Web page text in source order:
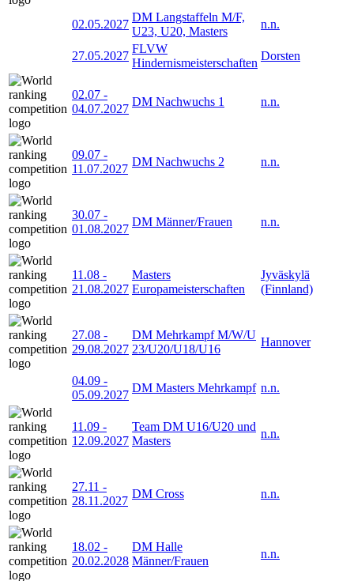
02.05.2027
DM Langstaffeln M/F,
U23, U20, Masters
n.n.
27.05.2027
FLVW
Hindernismeisterschaften
Dorsten
02.07 -
04.07.2027
DM Nachwuchs 1 n.n.
09.07 -
11.07.2027
DM Nachwuchs 2 n.n.
30.07 -
01.08.2027
DM Männer/Frauen n.n.
11.08 -
21.08.2027
Masters
Europameisterschaften
Jyväskylä
(Finnland)
27.08 -
29.08.2027
DM Mehrkampf M/W/U
23/U20/U18/U16
Hannover
04.09 -
05.09.2027
DM Masters Mehrkampf n.n.
11.09 -
12.09.2027
Team DM U16/U20 und
Masters
n.n.
27.11 -
28.11.2027
DM Cross n.n.
18.02 -
20.02.2028
DM Halle
Männer/Frauen
n.n.